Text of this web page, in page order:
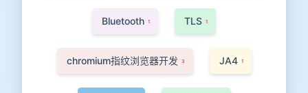
Bluetooth 1 TLS 1
chromium指纹浏览器开发 3 JA4 1